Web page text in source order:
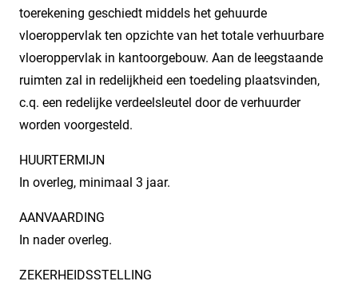
toerekening geschiedt middels het gehuurde
vloeroppervlak ten opzichte van het totale verhuurbare
vloeroppervlak in kantoorgebouw. Aan de leegstaande
ruimten zal in redelijkheid een toedeling plaatsvinden,
c.q. een redelijke verdeelsleutel door de verhuurder
worden voorgesteld.
HUURTERMIJN
In overleg, minimaal 3 jaar.
AANVAARDING
In nader overleg.
ZEKERHEIDSSTELLING